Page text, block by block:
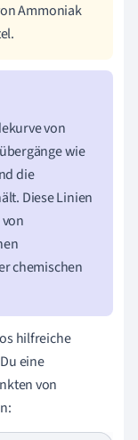
Ammoniak
von
wie
die
Diese Linien
chemischen
hilfreiche
eine
von